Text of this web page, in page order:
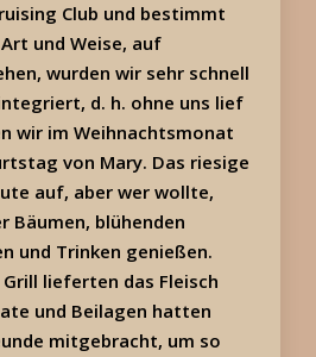
Club und bestimmt
und Weise, auf
wurden wir sehr schnell
d. h. ohne uns lief
wir im Weihnachtsmonat
von Mary. Das riesige
auf, aber wer wollte,
Bäumen, blühenden
und Trinken genießen.
lieferten das Fleisch
und Beilagen hatten
mitgebracht, um so